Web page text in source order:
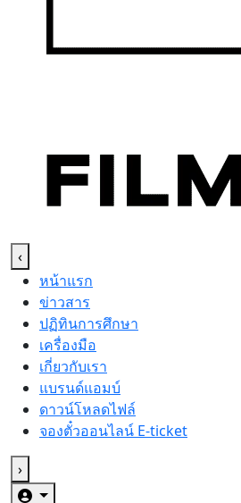
‹
หน้าแรก
ข่าวสาร
ปฏิทินการศึกษา
เครื่องมือ
เกี่ยวกับเรา
แบรนด์แอมบ์
ดาวน์โหลดไฟล์
จองตั๋วออนไลน์ E-ticket
›